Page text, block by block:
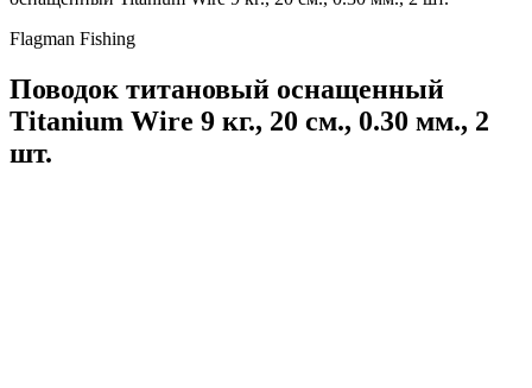
Flagman Fishing
Поводок титановый оснащенный
Titanium Wire 9 кг., 20 см., 0.30 мм., 2
шт.